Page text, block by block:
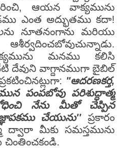
ఆయన వాక్యమును
ఎంత అద్భుతము కదా!
నూతనంగాను మరియు
మనము కలిసి
దేవుని వాగ్దానముగా బైబిల్
"ఆదరణకర్త,
పంపబోవు పరిశుద్ధాత్మ
నేను మీతో చెప్పిన
చేయును''ప్రకారం
ద్వారా మీకు సమస్తమును
చింతించకండి.